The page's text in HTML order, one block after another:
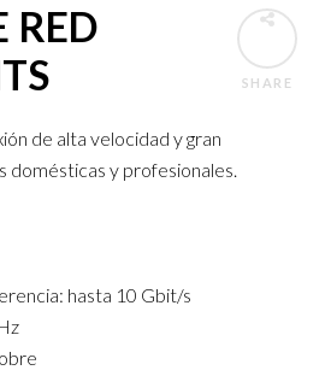
SHARE
RED
de alta velocidad y gran
domésticas y profesionales.
hasta 10 Gbit/s